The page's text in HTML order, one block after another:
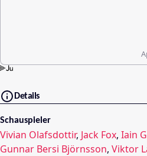
Details
Schauspieler
Vivian Olafsdottir, Jack Fox, Iain
Gunnar Bersi Björnsson, Viktor